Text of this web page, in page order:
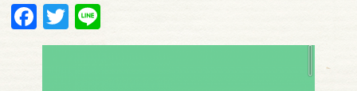
Facebook
Twitter